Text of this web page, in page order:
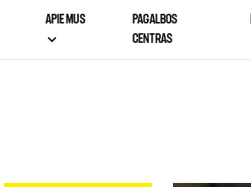
APIE MUS
PAGALBOS
CENTRAS